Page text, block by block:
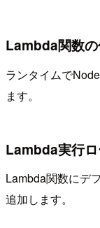
Lambda関数
ランタイムで
ます。
Lambda実行
Lambda関数にデ
追加します。